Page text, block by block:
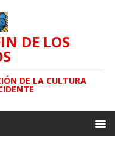
DE LOS
DE LA CULTURA